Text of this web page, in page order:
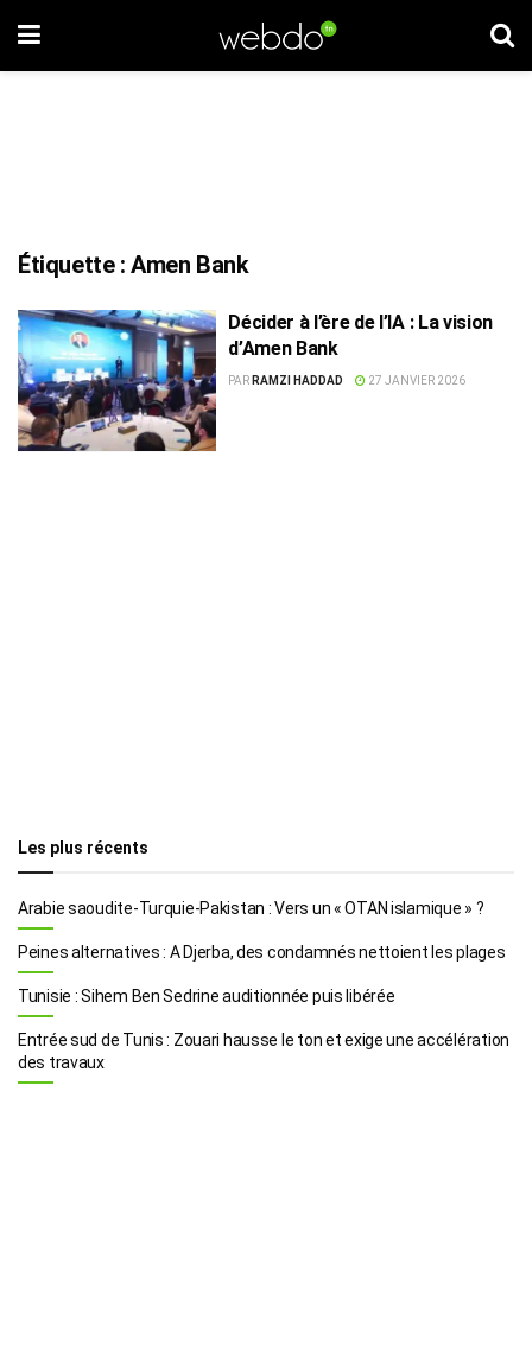
Étiquette :Amen Bank
Décider à l’ère de l’IA : La vision
d’Amen Bank
PAR RAMZI HADDAD 27 JANVIER 2026
Les plus récents
Arabie saoudite-Turquie-Pakistan : Vers un « OTAN islamique » ?
Peines alternatives : A Djerba, des condamnés nettoient les plages
Tunisie : Sihem Ben Sedrine auditionnée puis libérée
Entrée sud de Tunis : Zouari hausse le ton et exige une accélération
des travaux